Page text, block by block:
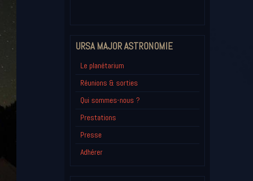
URSA MAJOR ASTRONOMIE
Le planétarium
Réunions & sorties
Qui sommes-nous ?
Prestations
Presse
Adhérer